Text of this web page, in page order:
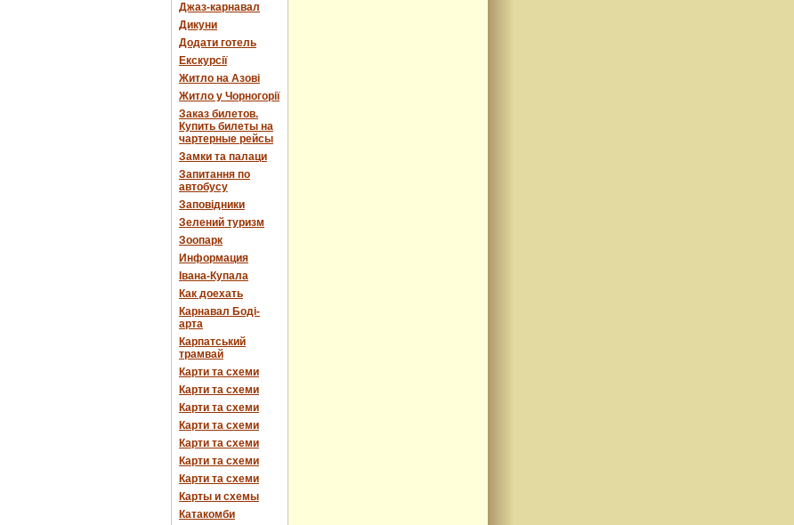
Джаз-карнавал
Дикуни
Додати готель
Екскурсії
Житло на Азові
Житло у Чорногорії
Заказ билетов.
Купить билеты на
чартерные рейсы
Замки та палаци
Запитання по
автобусу
Заповідники
Зелений туризм
Зоопарк
Информация
Івана-Купала
Как доехать
Карнавал Боді-
арта
Карпатський
трамвай
Карти та схеми
Карти та схеми
Карти та схеми
Карти та схеми
Карти та схеми
Карти та схеми
Карти та схеми
Карты и схемы
Катакомби